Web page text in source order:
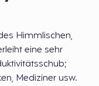
Himmlischen,
eine sehr
Mediziner usw.